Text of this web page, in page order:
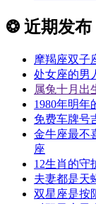
❂ 近期发布
摩羯座双子
处女座的男
属兔十月出
1980年明年
免费车牌号
金牛座最不
座
12生肖的守
夫妻都是天
双星座是按